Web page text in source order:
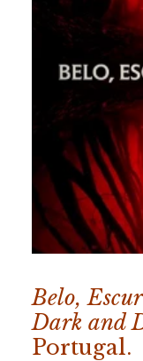
Belo,
Dark and
Portugal.